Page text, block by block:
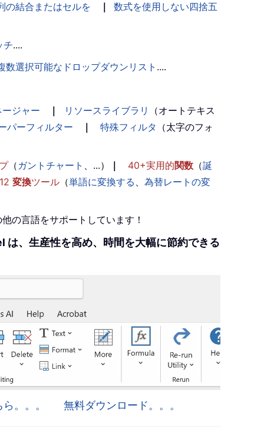
の結合またはセルを ｜
数式を使用しない四捨五
チ....
数選択可能なドロップダウンリスト ....
ジャー ｜ リソースライブラリ
（オートテキス
パーフィルター ｜ 特殊フィルタ （太字のフォ
（ ガントチャート 、...） ｜ 40+実用的関数 （誕
12 変換ツール （単語に変換する 、 為替レートの変
の言語をサポートしています！
、生産性を高め、時間を大幅に節約できる
。。。 無料ダウンロード。。。